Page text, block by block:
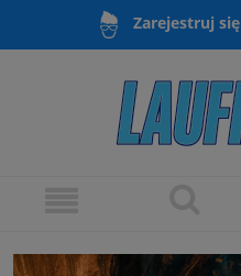
Zarejestruj się